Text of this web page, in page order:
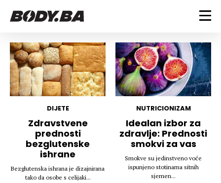
FITNESS
Vježbanje
Mršanje
Discipline
Indoor & Outdoor
BODYBUILDING
Trening i vježbe
Takmičarski bodybuilding
Savjeti
Ostalo
Dijete
Nutricionizam
Recepti
Tablica kalorija
ZDRAVLJE
Um i tijelo
Lifestyle
LIFESTYLE
Bodybuilding
DIJETE
Zdravstvene
prednosti
bezglutenske
ishrane
Bezglutenska ishrana je dizajnirana
tako da osobe s celijaki...
NUTRICIONIZAM
Idealan izbor za
zdravlje: Prednosti
smokvi za vas
Smokve su jedinstveno voće
ispunjeno stotinama sitnih
sjemen...